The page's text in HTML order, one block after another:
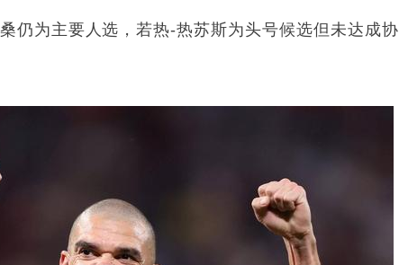
仍为主要人选，若热-热苏斯为头号候选但未达成协